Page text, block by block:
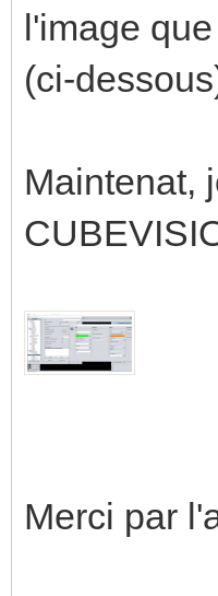
l'image
(ci-
Maintenat,
Merci par